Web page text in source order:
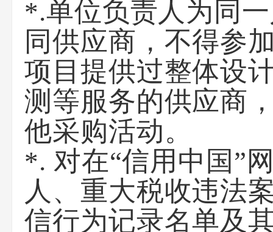
*.单位负责人为同
同供应商，不得参
项目提供过整体设
测等服务的供应商
他采购活动。
*. 对在“信用中国”
人、重大税收违法
信行为记录名单及